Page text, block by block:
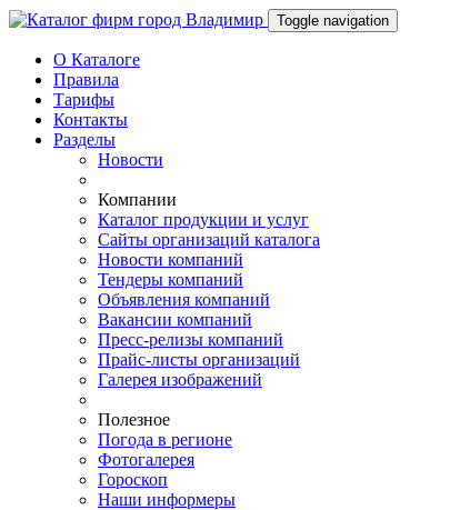
Toggle navigation
О Каталоге
Правила
Тарифы
Контакты
Разделы
Новости
Компании
Каталог продукции и услуг
Сайты организаций каталога
Новости компаний
Тендеры компаний
Объявления компаний
Вакансии компаний
Пресс-релизы компаний
Прайс-листы организаций
Галерея изображений
Полезное
Погода в регионе
Фотогалерея
Гороскоп
Наши информеры